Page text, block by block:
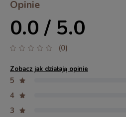
Opinie
0.0 / 5.0
(0)
Zobacz jak działają opinie
5
4
3